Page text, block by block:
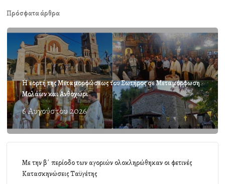
Πρόσφατα άρθρα
Η εορτή της Μεταμορφώσεως του Σωτήρος σε Μεταμόρφωση
Μολάων και Ανθοχώρι
6 Αυγούστου 2026
Με την β΄ περίοδο των αγοριών ολοκληρώθηκαν οι φετινές
Κατασκηνώσεις Ταϋγέτης